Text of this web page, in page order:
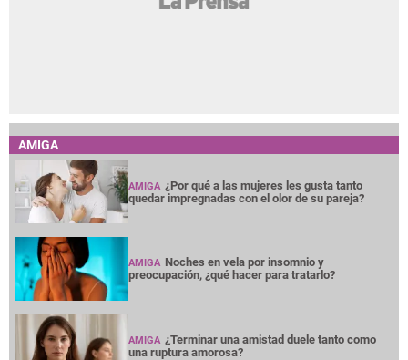
AMIGA
AMIGA ¿Por qué a las mujeres les gusta tanto
quedar impregnadas con el olor de su pareja?
AMIGA Noches en vela por insomnio y
preocupación, ¿qué hacer para tratarlo?
AMIGA ¿Terminar una amistad duele tanto como
una ruptura amorosa?